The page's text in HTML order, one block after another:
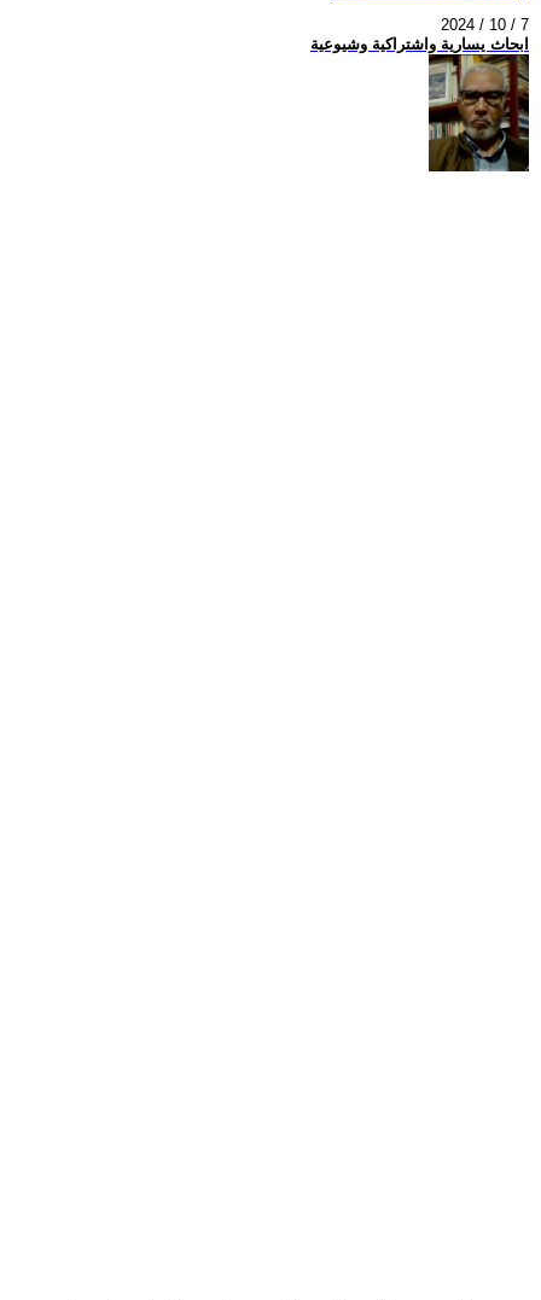
2024 / 10 / 7
ابحاث يسارية واشتراكية وشيوعية